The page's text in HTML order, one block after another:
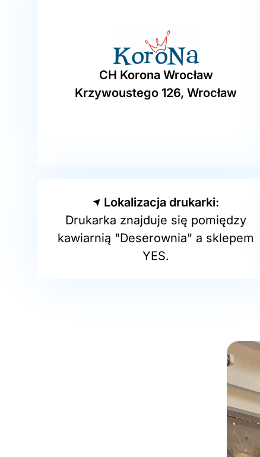
CH Korona Wrocław
Krzywoustego 126, Wrocław
Lokalizacja drukarki:
Drukarka znajduje się pomiędzy
kawiarnią "Deserownia" a sklepem
YES.